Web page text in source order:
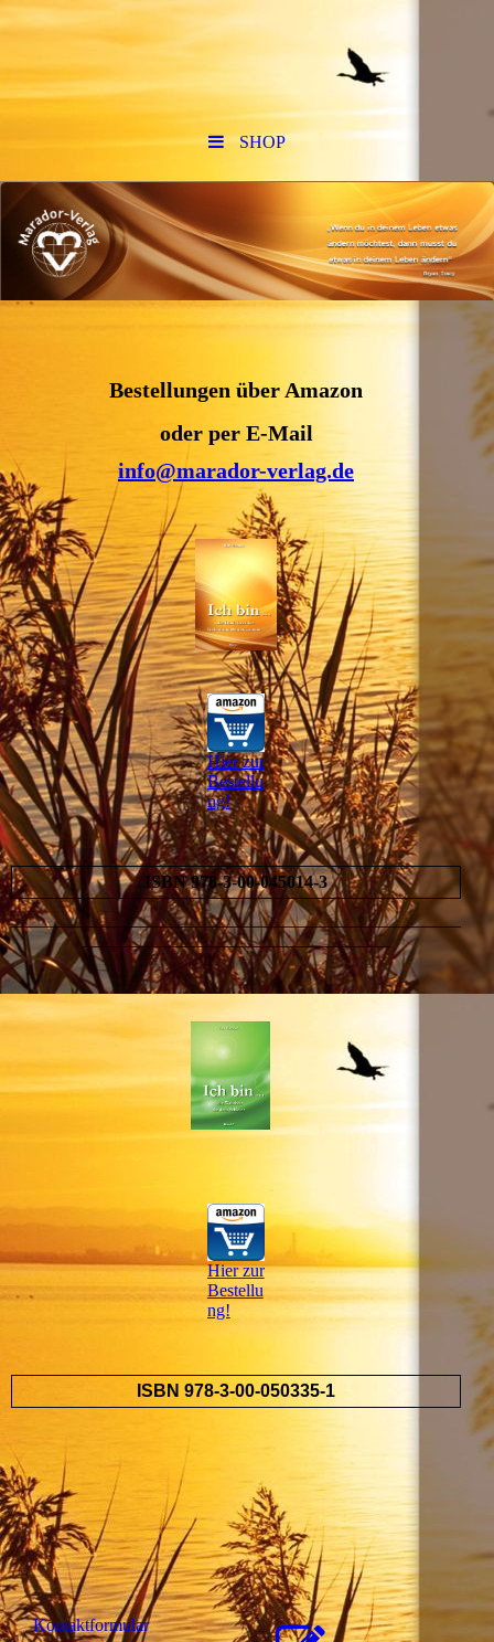
SHOP
Bestellungen über Amazon
oder per E-Mail
info@marador-verlag.de
Hier zur
Bestellu
ng!
ISBN 978-3-00-045014-3
___________________________________________________
___________________________________
Hier zur
Bestellu
ng!
ISBN 978-3-00-050335-1
Kon­takt­for­mu­lar